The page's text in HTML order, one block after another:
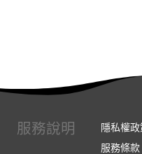
服務說明
隱私權政
服務條款